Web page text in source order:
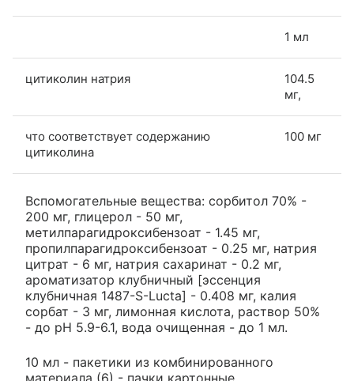
1 мл
цитиколин натрия
104.5
мг,
что соответствует содержанию
цитиколина
100 мг
Вспомогательные вещества: сорбитол 70% -
200 мг, глицерол - 50 мг,
метилпарагидроксибензоат - 1.45 мг,
пропилпарагидроксибензоат - 0.25 мг, натрия
цитрат - 6 мг, натрия сахаринат - 0.2 мг,
ароматизатор клубничный [эссенция
клубничная 1487-S-Lucta] - 0.408 мг, калия
сорбат - 3 мг, лимонная кислота, раствор 50%
- до pH 5.9-6.1, вода очищенная - до 1 мл.
10 мл - пакетики из комбинированного
материала (6) - пачки картонные.